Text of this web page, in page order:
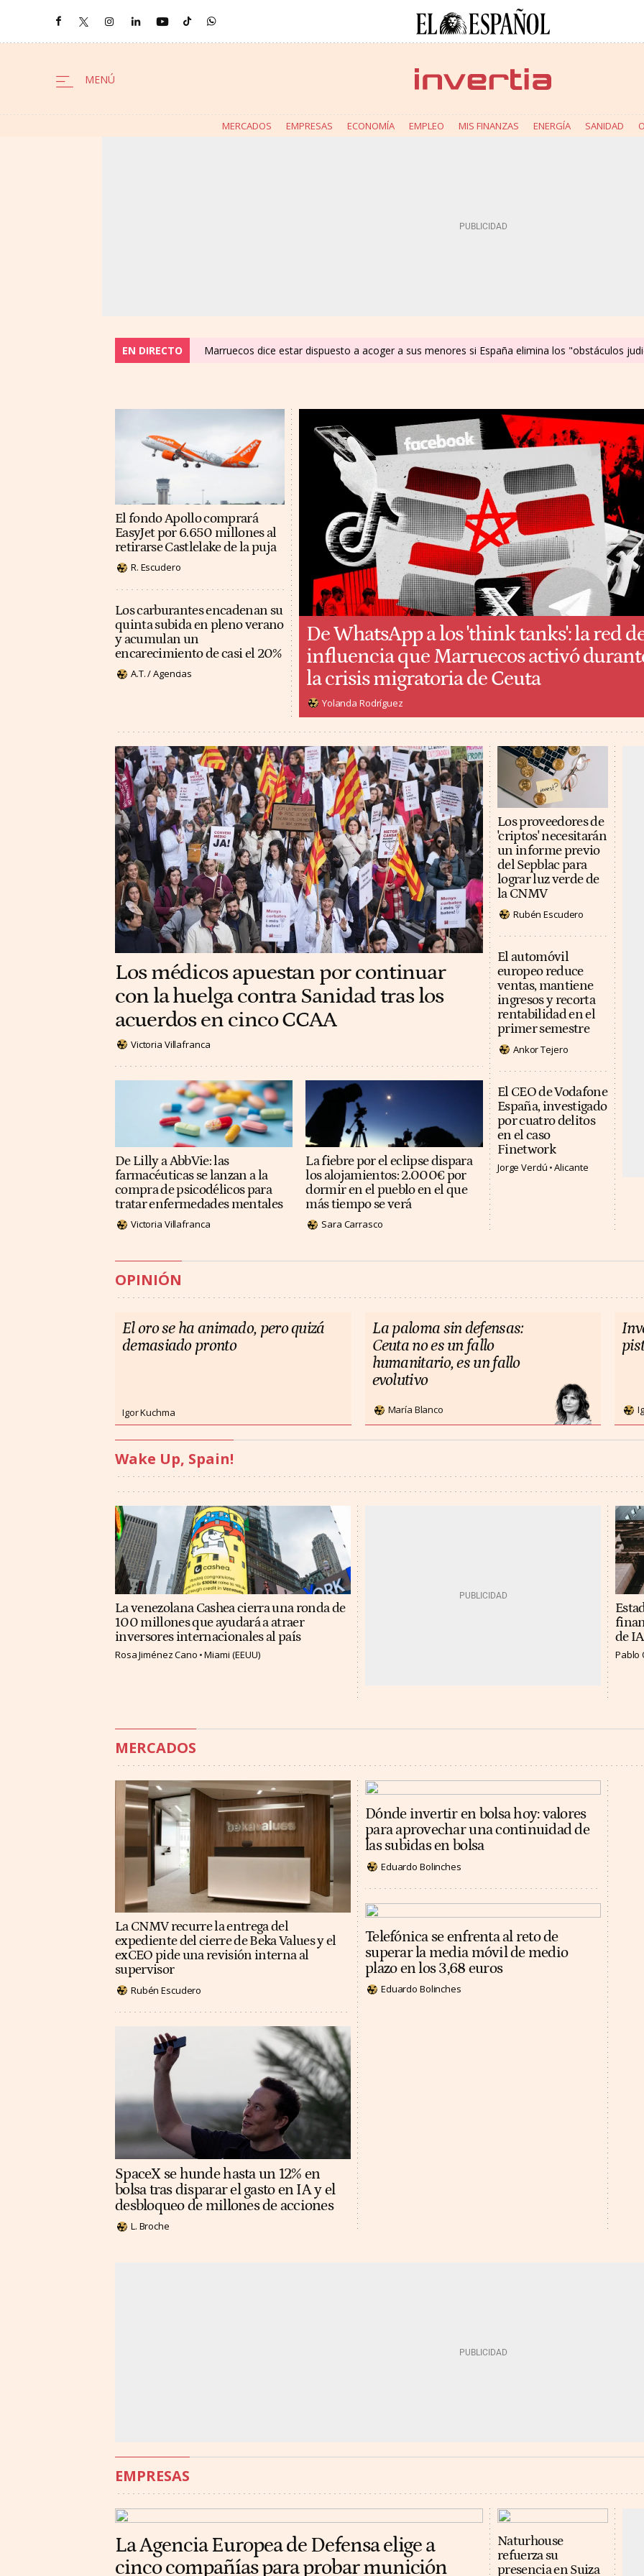
MERCADOS EMPRESAS ECONOMÍA EMPLEO MIS FINANZAS ENERGÍA SANIDAD
EN DIRECTO Marruecos dice estar dispuesto a acoger a sus menores si España elimina los "obstáculos
El fondo Apollo comprará
EasyJet por 6.650 millones al
retirarse Castlelake de la puja
R. Escudero
Los carburantes encadenan su
quinta subida en pleno verano
y acumulan un
encarecimiento de casi el 20%
A.T. / Agencias
De WhatsApp a los 'think tanks': la red
influencia que Marruecos activó
la crisis migratoria de Ceuta
Yolanda Rodríguez
Los médicos apuestan por continuar
con la huelga contra Sanidad tras los
acuerdos en cinco CCAA
Victoria Villafranca
De Lilly a AbbVie: las
farmacéuticas se lanzan a la
compra de psicodélicos para
tratar enfermedades mentales
Victoria Villafranca
La fiebre por el eclipse dispara
los alojamientos: 2.000€ por
dormir en el pueblo en el que
más tiempo se verá
Sara Carrasco
Los proveedores de
'criptos' necesitarán
un informe previo
del Sepblac para
lograr luz verde de
la CNMV
Rubén Escudero
El automóvil
europeo reduce
ventas, mantiene
ingresos y recorta
rentabilidad en el
primer semestre
Ankor Tejero
El CEO de Vodafone
España, investigado
por cuatro delitos
en el caso
Finetwork
Jorge Verdú Alicante
OPINIÓN
El oro se ha animado, pero quizá
demasiado pronto
Igor Kuchma
La paloma sin defensas:
Ceuta no es un fallo
humanitario, es un fallo
evolutivo
María Blanco
Wake Up, Spain!
La venezolana Cashea cierra una ronda de
100 millones que ayudará a atraer
inversores internacionales al país
Rosa Jiménez Cano Miami (EEUU)
de IA
Pablo
MERCADOS
La CNMV recurre la entrega del
expediente del cierre de Beka Values y el
exCEO pide una revisión interna al
supervisor
Rubén Escudero
SpaceX se hunde hasta un 12% en
bolsa tras disparar el gasto en IA y el
desbloqueo de millones de acciones
L. Broche
Dónde invertir en bolsa hoy: valores
para aprovechar una continuidad de
las subidas en bolsa
Eduardo Bolinches
Telefónica se enfrenta al reto de
superar la media móvil de medio
plazo en los 3,68 euros
Eduardo Bolinches
EMPRESAS
La Agencia Europea de Defensa elige a
cinco compañías para probar munición
Naturhouse
refuerza su
presencia en Suiza